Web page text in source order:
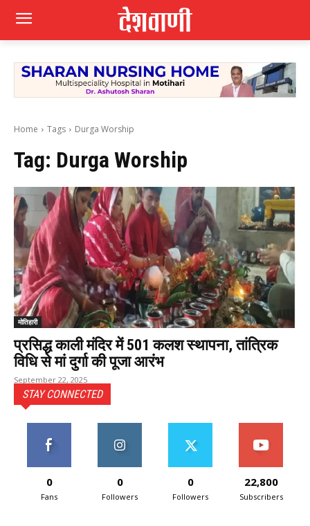
Home Tags Durga Worship
Tag: Durga Worship
मोतिहारी
प्रसिद्ध काली मंदिर में 501 कलश स्थापना, तांत्रिक
विधि से मां दुर्गा की पूजा आरंभ
September 22, 2025
STAY CONNECTED
0
Fans
0
Followers
0
Followers
22,800
Subscribers